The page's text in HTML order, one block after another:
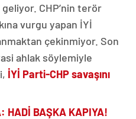
CHP’nin terör
vurgu yapan İYİ
çekinmiyor. Son
ahlak söylemiyle
İYİ Parti-CHP savaşını
HADİ BAŞKA KAPIYA!